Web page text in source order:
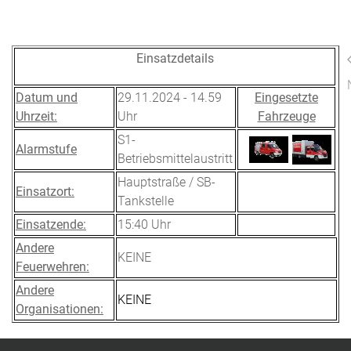
Einsatzdetails
Datum und
Uhrzeit:
29.11.2024 - 14.59
Uhr
Eingesetzte
Fahrzeuge
Alarmstufe
S1-
Betriebsmittelaustritt
Einsatzort:
Hauptstraße / SB-
Tankstelle
Einsatzende:
15:40 Uhr
Andere
Feuerwehren:
KEINE
Andere
Organisationen:
KEINE